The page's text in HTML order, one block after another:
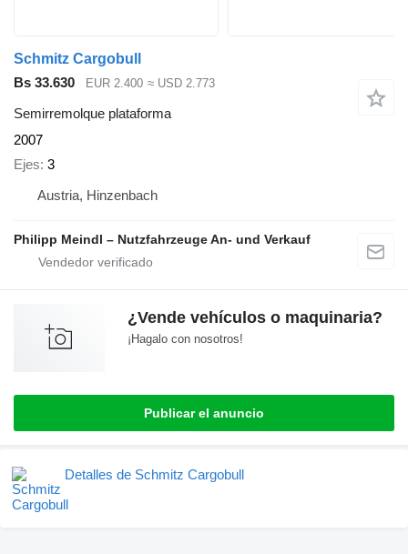
Schmitz Cargobull
Bs 33.630
EUR 2.400 ≈ USD 2.773
Semirremolque plataforma
2007
Ejes 3
Austria, Hinzenbach
Philipp Meindl – Nutzfahrzeuge An- und Verkauf
¿Vende vehículos o maquinaria?
¡Hagalo con nosotros!
Publicar el anuncio
Detalles de Schmitz Cargobull